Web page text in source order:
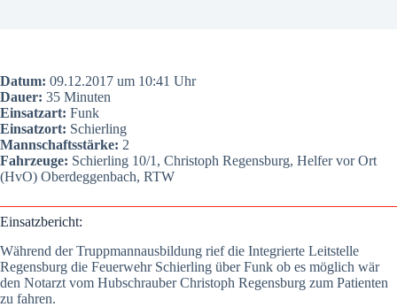
Datum: 09.12.2017 um 10:41 Uhr
Dau­er: 35 Minu­ten
Ein­satz­art: Funk
Ein­satz­ort: Schier­ling
Mann­schafts­stär­ke: 2
Fahr­zeu­ge: Schier­ling 10/1, Chris­toph Regens­burg, Hel­fer vor Ort
(HvO) Oberdeg­gen­bach, RTW
Ein­satz­be­richt:
Wäh­rend der Trupp­mann­aus­bil­dung rief die Inte­grier­te Leit­stel­le
Regens­burg die Feu­er­wehr Schier­ling über Funk ob es mög­lich wär
den Not­arzt vom Hub­schrau­ber Chris­toph Regens­burg zum Pati­en­ten
zu fah­ren.